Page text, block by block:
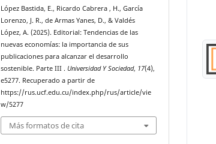
López Bastida, E., Ricardo Cabrera , H., García
Lorenzo, J. R., de Armas Yanes, D., & Valdés
López, A. (2025). Editorial: Tendencias de las
nuevas economías: la importancia de sus
publicaciones para alcanzar el desarrollo
sostenible. Parte III . Universidad Y Sociedad, 17(4),
e5277. Recuperado a partir de
https://rus.ucf.edu.cu/index.php/rus/article/vie
w/5277
Más formatos de cita